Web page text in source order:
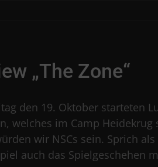
„The Zone“
den 19. Oktober starteten
welches im Camp
wir NSCs sein. Sprich
auch das Spielgeschehen